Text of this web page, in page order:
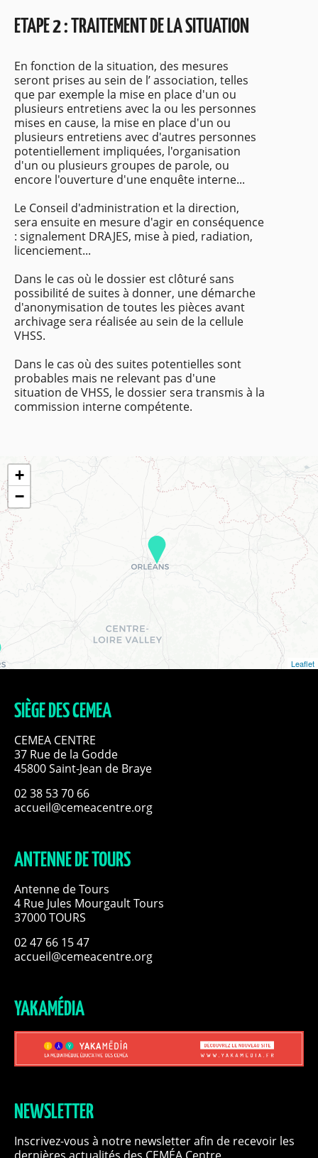
ETAPE 2 : TRAITEMENT DE LA SITUATION
En fonction de la situation, des mesures
seront prises au sein de l’ association, telles
que par exemple la mise en place d'un ou
plusieurs entretiens avec la ou les personnes
mises en cause, la mise en place d'un ou
plusieurs entretiens avec d'autres personnes
potentiellement impliquées, l'organisation
d'un ou plusieurs groupes de parole, ou
encore l'ouverture d'une enquête interne...
Le Conseil d'administration et la direction,
sera ensuite en mesure d'agir en conséquence
: signalement DRAJES, mise à pied, radiation,
licenciement...
Dans le cas où le dossier est clôturé sans
possibilité de suites à donner, une démarche
d'anonymisation de toutes les pièces avant
archivage sera réalisée au sein de la cellule
VHSS.
Dans le cas où des suites potentielles sont
probables mais ne relevant pas d'une
situation de VHSS, le dossier sera transmis à la
commission interne compétente.
+
−
Leaflet
SIÈGE DES CEMEA
CEMEA CENTRE
37 Rue de la Godde
45800 Saint-Jean de Braye
02 38 53 70 66
accueil@cemeacentre.org
ANTENNE DE TOURS
Antenne de Tours
4 Rue Jules Mourgault Tours
37000 TOURS
02 47 66 15 47
accueil@cemeacentre.org
YAKAMÉDIA
NEWSLETTER
Inscrivez-vous à notre newsletter afin de recevoir les